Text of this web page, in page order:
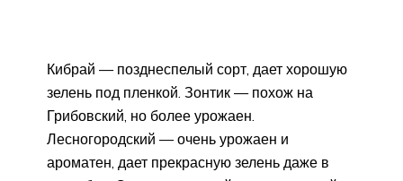
Кибрай — позднеспелый сорт, дает хорошую
зелень под пленкой. Зонтик — похож на
Грибовский, но более урожаен.
Лесногородский — очень урожаен и
ароматен, дает прекрасную зелень даже в